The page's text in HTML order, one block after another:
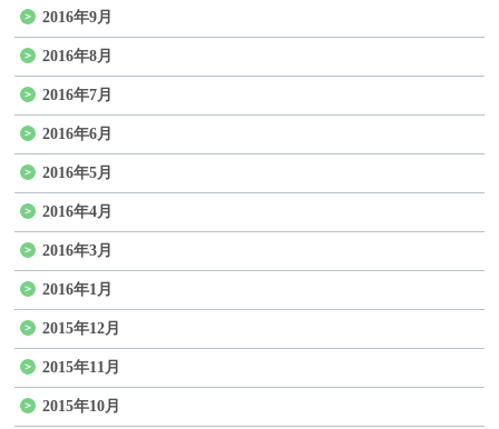
2016年9月
2016年8月
2016年7月
2016年6月
2016年5月
2016年4月
2016年3月
2016年1月
2015年12月
2015年11月
2015年10月